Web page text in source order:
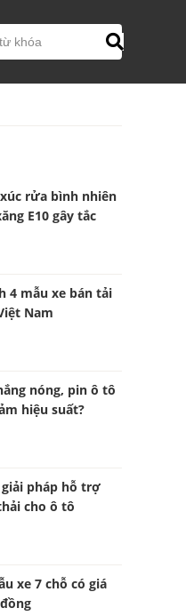
rửa bình nhiên
E10 gây tắc
4 mẫu xe bán tải
Nam
nóng, pin ô tô
hiệu suất?
pháp hỗ trợ
cho ô tô
xe 7 chỗ có giá